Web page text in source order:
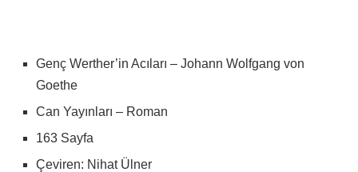
Genç Werther’in Acıları – Johann Wolfgang von
Goethe
Can Yayınları – Roman
163 Sayfa
Çeviren: Nihat Ülner